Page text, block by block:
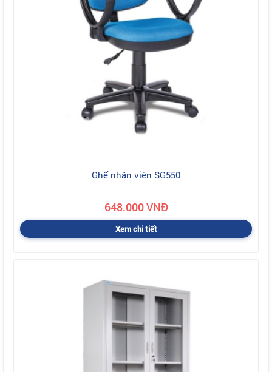
Ghế nhân viên SG550
648.000 VNĐ
Xem chi tiết